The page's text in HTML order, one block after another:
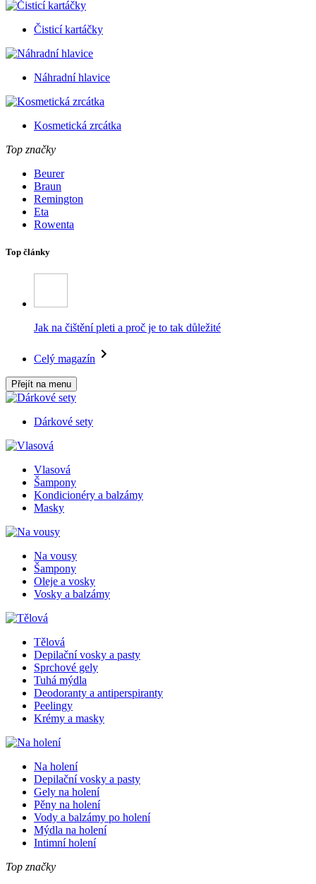
Čisticí kartáčky
Náhradní hlavice
Kosmetická zrcátka
Top značky
Beurer
Braun
Remington
Eta
Rowenta
Top články
Jak na čištění pleti a proč je to tak důležité
Celý magazín
Přejít na menu
Dárkové sety
Vlasová
Šampony
Kondicionéry a balzámy
Masky
Na vousy
Šampony
Oleje a vosky
Vosky a balzámy
Tělová
Depilační vosky a pasty
Sprchové gely
Tuhá mýdla
Deodoranty a antiperspiranty
Peelingy
Krémy a masky
Na holení
Depilační vosky a pasty
Gely na holení
Pěny na holení
Vody a balzámy po holení
Mýdla na holení
Intimní holení
Top značky